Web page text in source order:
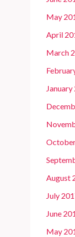
May
April
March
January
August
July
June
May